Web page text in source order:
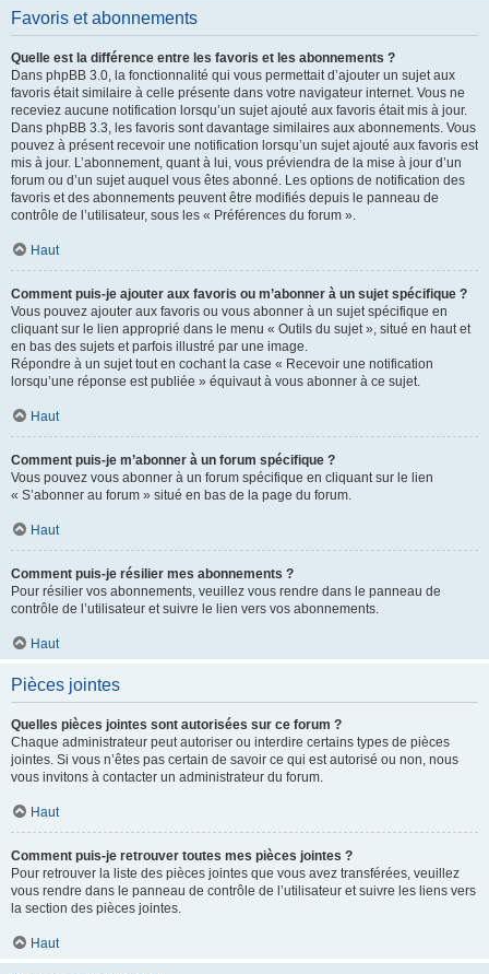
Favoris et abonnements
Quelle est la différence entre les favoris et les abonnements ?
Dans phpBB 3.0, la fonctionnalité qui vous permettait d’ajouter un sujet aux
favoris était similaire à celle présente dans votre navigateur internet. Vous ne
receviez aucune notification lorsqu’un sujet ajouté aux favoris était mis à jour.
Dans phpBB 3.3, les favoris sont davantage similaires aux abonnements. Vous
pouvez à présent recevoir une notification lorsqu’un sujet ajouté aux favoris est
mis à jour. L’abonnement, quant à lui, vous préviendra de la mise à jour d’un
forum ou d’un sujet auquel vous êtes abonné. Les options de notification des
favoris et des abonnements peuvent être modifiés depuis le panneau de
contrôle de l’utilisateur, sous les « Préférences du forum ».
Haut
Comment puis-je ajouter aux favoris ou m’abonner à un sujet spécifique ?
Vous pouvez ajouter aux favoris ou vous abonner à un sujet spécifique en
cliquant sur le lien approprié dans le menu « Outils du sujet », situé en haut et
en bas des sujets et parfois illustré par une image.
Répondre à un sujet tout en cochant la case « Recevoir une notification
lorsqu’une réponse est publiée » équivaut à vous abonner à ce sujet.
Haut
Comment puis-je m’abonner à un forum spécifique ?
Vous pouvez vous abonner à un forum spécifique en cliquant sur le lien
« S’abonner au forum » situé en bas de la page du forum.
Haut
Comment puis-je résilier mes abonnements ?
Pour résilier vos abonnements, veuillez vous rendre dans le panneau de
contrôle de l’utilisateur et suivre le lien vers vos abonnements.
Haut
Pièces jointes
Quelles pièces jointes sont autorisées sur ce forum ?
Chaque administrateur peut autoriser ou interdire certains types de pièces
jointes. Si vous n’êtes pas certain de savoir ce qui est autorisé ou non, nous
vous invitons à contacter un administrateur du forum.
Haut
Comment puis-je retrouver toutes mes pièces jointes ?
Pour retrouver la liste des pièces jointes que vous avez transférées, veuillez
vous rendre dans le panneau de contrôle de l’utilisateur et suivre les liens vers
la section des pièces jointes.
Haut